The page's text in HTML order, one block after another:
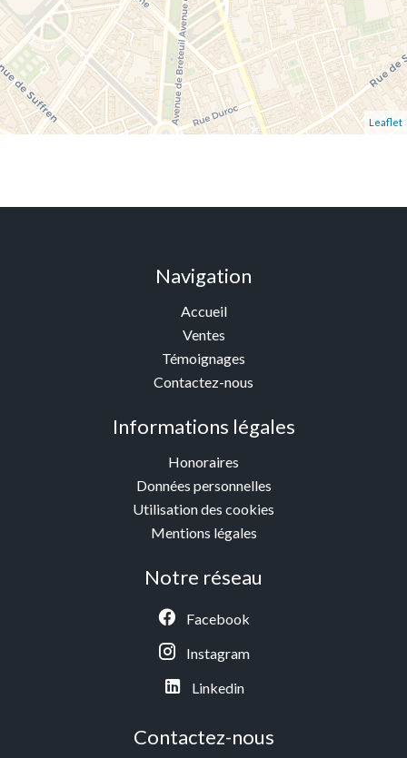
Leaflet
Navigation
Accueil
Ventes
Témoignages
Contactez-nous
Informations légales
Honoraires
Données personnelles
Utilisation des cookies
Mentions légales
Notre réseau
Facebook
Instagram
Linkedin
Contactez-nous